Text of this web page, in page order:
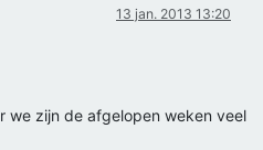
13 jan. 2013 13:20
we zijn de afgelopen weken veel